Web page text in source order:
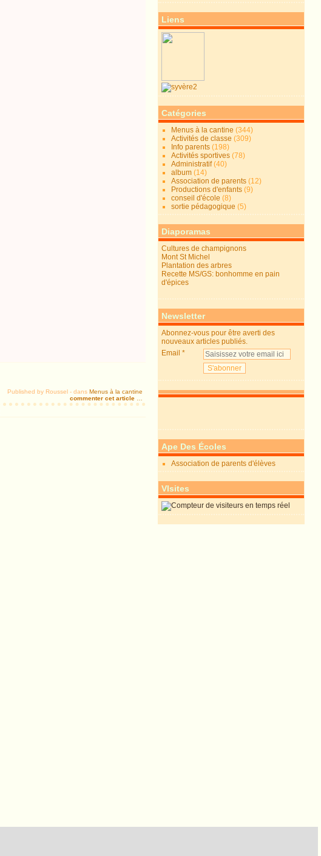
Published by Roussel - dansMenus à la cantine
commenter cet article
Liens
Catégories
Menus à la cantine (344)
Activités de classe (309)
Info parents (198)
Activités sportives (78)
Administratif(40)
album (14)
Association de parents (12)
Productions d'enfants (9)
conseil d'école (8)
sortie pédagogique (5)
Diaporamas
Cultures de champignons
Mont St Michel
Plantation des arbres
Recette MS/GS: bonhomme en pain
d'épices
Newsletter
Abonnez-vous pour être averti des
nouveaux articles publiés.
Email
Ape Des Écoles
Association de parents d'élèves
VIsites